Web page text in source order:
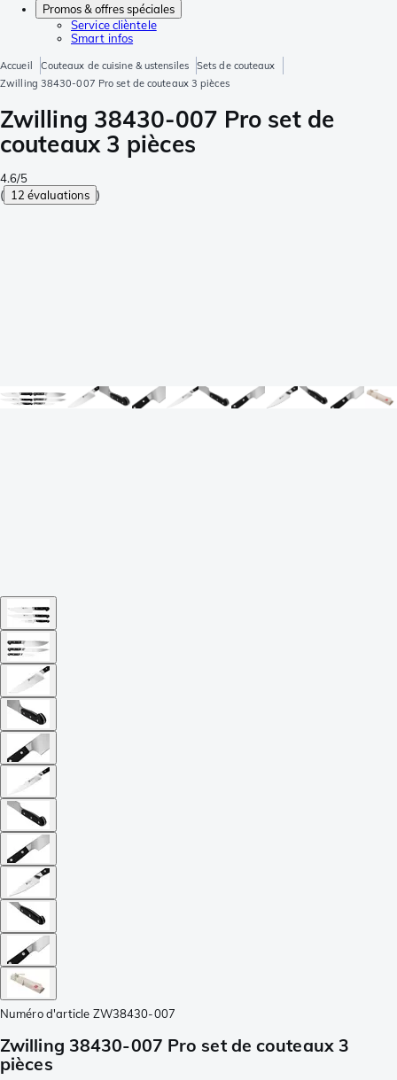
Promos & offres spéciales
Service clièntele
Smart infos
Accueil Couteaux de cuisine & ustensiles
Sets de couteaux
Zwilling 38430-007 Pro set de couteaux 3 pièces
Zwilling 38430-007 Pro set de
couteaux 3 pièces
4.6/5
( 12 évaluations )
Numéro d'article ZW38430-007
Zwilling 38430-007 Pro set de couteaux 3
pièces